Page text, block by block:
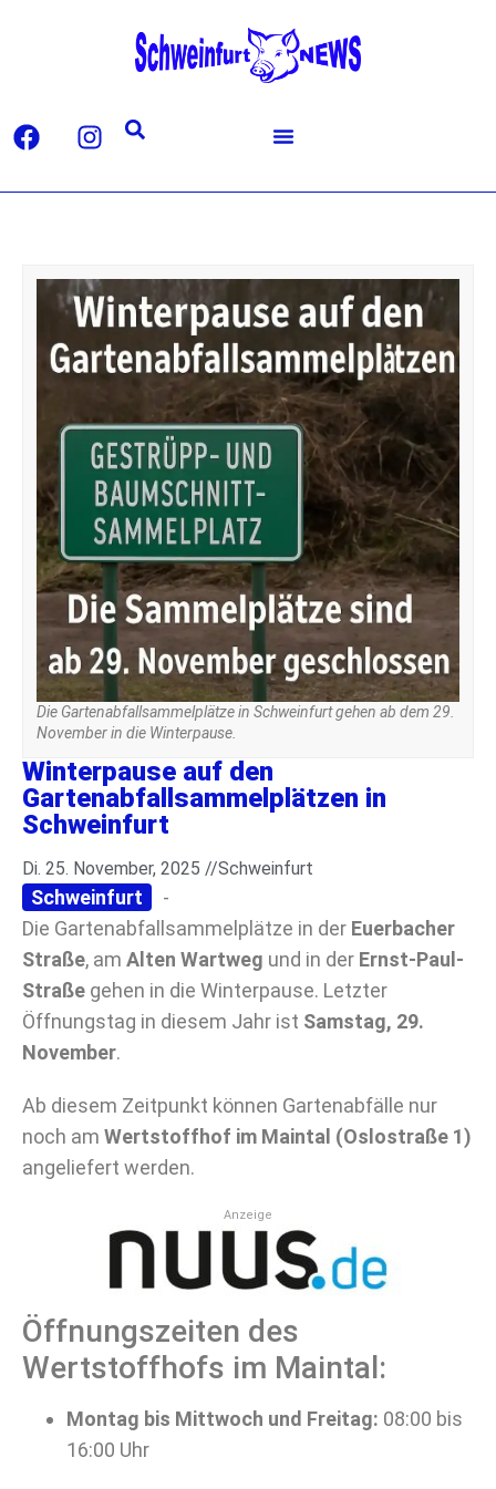
Die Gartenabfallsammelplätze in Schweinfurt gehen ab dem 29.
November in die Winterpause.
Winterpause auf den
Gartenabfallsammelplätzen in
Schweinfurt
Di. 25. November, 2025 //Schweinfurt
Schweinfurt
-
Die Gartenabfallsammelplätze in der Euerbacher
Straße, am Alten Wartweg und in der Ernst-Paul-
Straße gehen in die Winterpause. Letzter
Öffnungstag in diesem Jahr ist Samstag, 29.
November.
Ab diesem Zeitpunkt können Gartenabfälle nur
noch am Wertstoffhof im Maintal (Oslostraße 1)
angeliefert werden.
Anzeige
Öffnungszeiten des
Wertstoffhofs im Maintal:
Montag bis Mittwoch und Freitag: 08:00 bis
16:00 Uhr